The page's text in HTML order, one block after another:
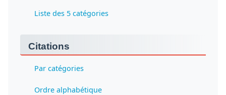
Liste des 5 catégories
Citations
Par catégories
Ordre alphabétique